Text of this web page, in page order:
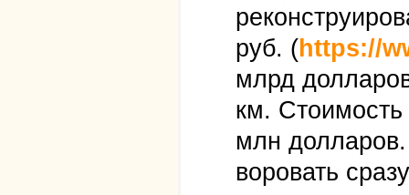
руб. (https://
млрд
км. Стоимость
млн
воровать